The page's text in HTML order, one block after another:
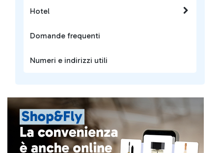
Hotel
Domande frequenti
Numeri e indirizzi utili